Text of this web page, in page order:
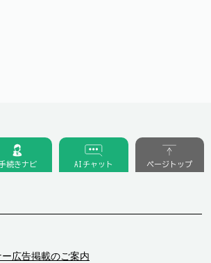
広告掲載のご案内
続きナビ AIチャット ページトップ